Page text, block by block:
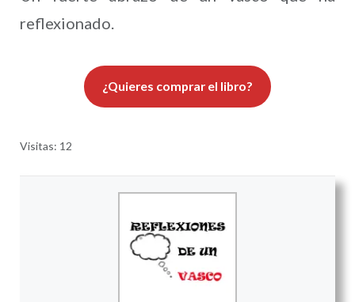
reflexionado.
¿Quieres comprar el libro?
Visitas: 12